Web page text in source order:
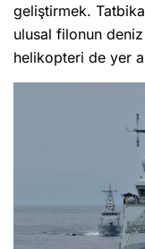
geliştirmek.
ulusal filonun deniz
helikopteri de yer